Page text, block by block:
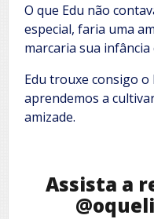
O que Edu não
especial, faria uma
marcaria sua
Edu trouxe consigo o
aprendemos a
amizade.
Assista a